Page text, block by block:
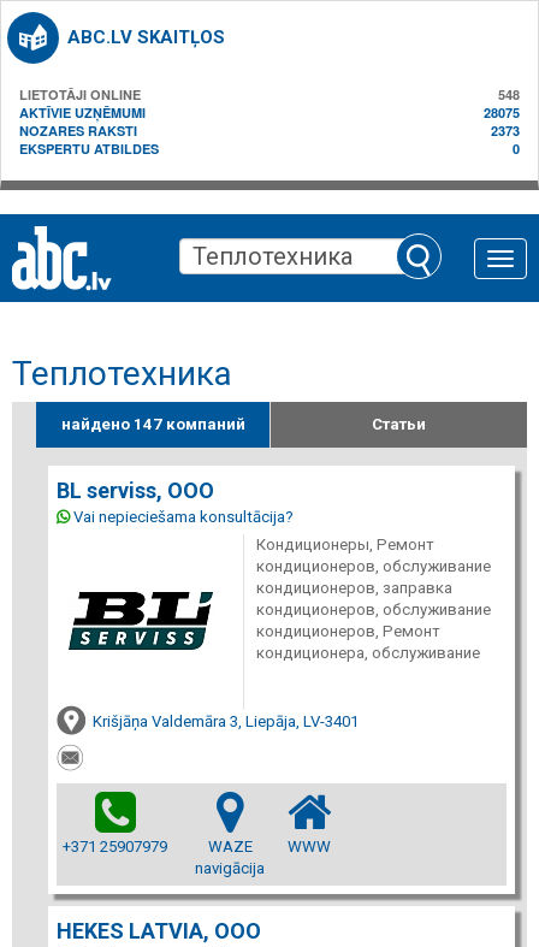
ABC.LV SKAITĻOS
LIETOTĀJI ONLINE
548
AKTĪVIE UZŅĒMUMI
28075
NOZARES RAKSTI
2373
EKSPERTU ATBILDES
0
Toggle
Теплотехника
найдено 147 компаний Статьи
BL serviss, ООО
Vai nepieciešama konsultācija?
Кондиционеры, Ремонт
кондиционеров, обслуживание
кондиционеров, заправка
кондиционеров, обслуживание
кондиционеров, Ремонт
кондиционера, обслуживание
Krišjāņa Valdemāra 3, Liepāja, LV-3401
+371 25907979
WAZE
navigācija
WWW
HEKES LATVIA, ООО